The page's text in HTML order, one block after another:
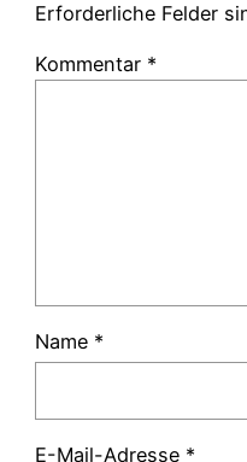
Erforderliche Felder
Kommentar *
Name *
E-Mail-Adresse *